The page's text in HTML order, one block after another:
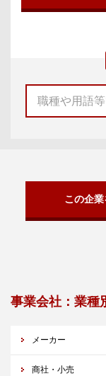
この企業
事業会社：業種
メーカー
商社・小売